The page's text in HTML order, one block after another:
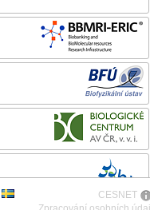
CESNET